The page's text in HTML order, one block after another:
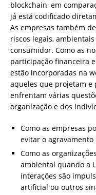
blockchain, em
já está codificado
As empresas também
riscos legais,
consumidor. Como as
participação financeira
estão incorporadas na
aqueles que projetam e
enfrentam várias
organização e dos
Como as empresas
evitar o
Como as
ambiental quando a
interações são
artificial ou outros